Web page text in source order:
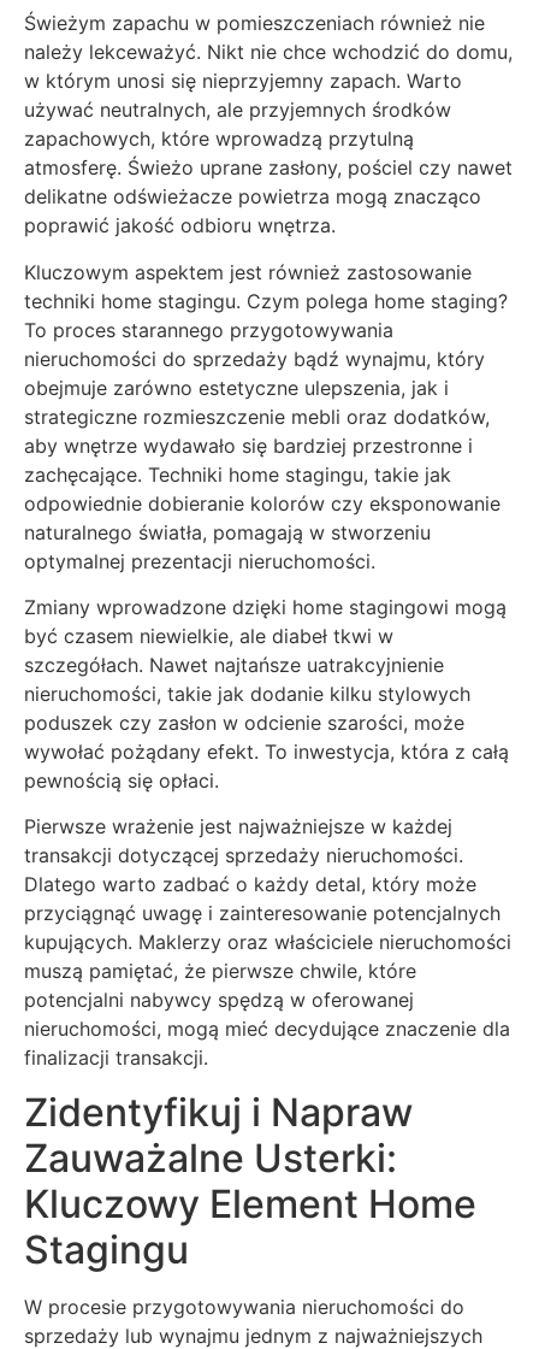
Świeżym zapachu w pomieszczeniach również nie
należy lekceważyć. Nikt nie chce wchodzić do domu,
w którym unosi się nieprzyjemny zapach. Warto
używać neutralnych, ale przyjemnych środków
zapachowych, które wprowadzą przytulną
atmosferę. Świeżo uprane zasłony, pościel czy nawet
delikatne odświeżacze powietrza mogą znacząco
poprawić jakość odbioru wnętrza.
Kluczowym aspektem jest również zastosowanie
techniki home stagingu. Czym polega home staging?
To proces starannego przygotowywania
nieruchomości do sprzedaży bądź wynajmu, który
obejmuje zarówno estetyczne ulepszenia, jak i
strategiczne rozmieszczenie mebli oraz dodatków,
aby wnętrze wydawało się bardziej przestronne i
zachęcające. Techniki home stagingu, takie jak
odpowiednie dobieranie kolorów czy eksponowanie
naturalnego światła, pomagają w stworzeniu
optymalnej prezentacji nieruchomości.
Zmiany wprowadzone dzięki home stagingowi mogą
być czasem niewielkie, ale diabeł tkwi w
szczegółach. Nawet najtańsze uatrakcyjnienie
nieruchomości, takie jak dodanie kilku stylowych
poduszek czy zasłon w odcienie szarości, może
wywołać pożądany efekt. To inwestycja, która z całą
pewnością się opłaci.
Pierwsze wrażenie jest najważniejsze w każdej
transakcji dotyczącej sprzedaży nieruchomości.
Dlatego warto zadbać o każdy detal, który może
przyciągnąć uwagę i zainteresowanie potencjalnych
kupujących. Maklerzy oraz właściciele nieruchomości
muszą pamiętać, że pierwsze chwile, które
potencjalni nabywcy spędzą w oferowanej
nieruchomości, mogą mieć decydujące znaczenie dla
finalizacji transakcji.
Zidentyfikuj i Napraw
Zauważalne Usterki:
Kluczowy Element Home
Stagingu
W procesie przygotowywania nieruchomości do
sprzedaży lub wynajmu jednym z najważniejszych